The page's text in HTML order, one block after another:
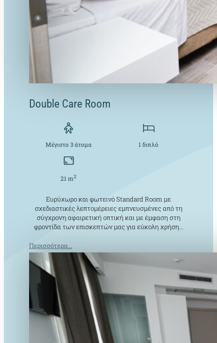
Double Care Room
Μέγιστο 3 άτομα 1 διπλό
21 m2
Ευρύχωρο και φωτεινό Standard Room με
σχεδιαστικές λεπτομέρειες εμπνευσμένες από τη
σύγχρονη αφαιρετική οπτική και με έμφαση στη
φροντίδα των επισκεπτών μας για εύκολη χρήση...
Περισσότερα...